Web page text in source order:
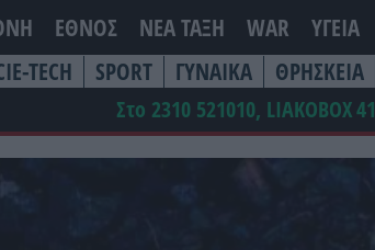
ΕΘΝΟΣ ΝΕΑ ΤΆΞΗ WAR ΥΓΕΙΑ
TECH SPORT ΓΥΝΑΙΚΑ ΘΡΗΣΚΕΙΑ
Στο 2310 521010, LIAKOBOX41